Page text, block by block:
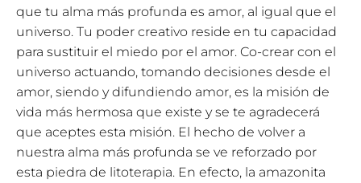
que tu alma más profunda es amor, al igual que el
universo. Tu poder creativo reside en tu capacidad
para sustituir el miedo por el amor. Co-crear con el
universo actuando, tomando decisiones desde el
amor, siendo y difundiendo amor, es la misión de
vida más hermosa que existe y se te agradecerá
que aceptes esta misión. El hecho de volver a
nuestra alma más profunda se ve reforzado por
esta piedra de litoterapia. En efecto, la amazonita